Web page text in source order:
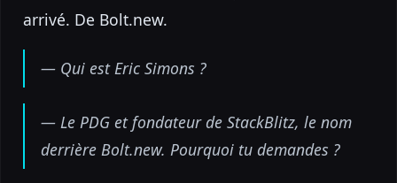
arrivé. De Bolt.new.
— Qui est Eric Simons ?
— Le PDG et fondateur de StackBlitz, le nom
derrière Bolt.new. Pourquoi tu demandes ?